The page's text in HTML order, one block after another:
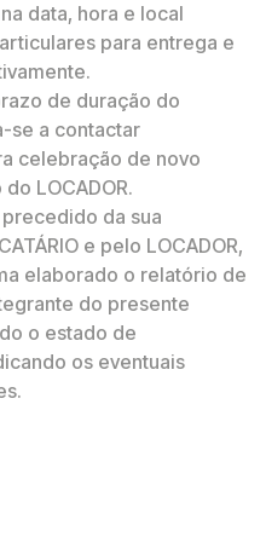
data, hora e local
para entrega e
de duração do
se a contactar
celebração de novo
LOCADOR.
da sua
e pelo LOCADOR,
elaborado o relatório de
do presente
o estado de
os eventuais